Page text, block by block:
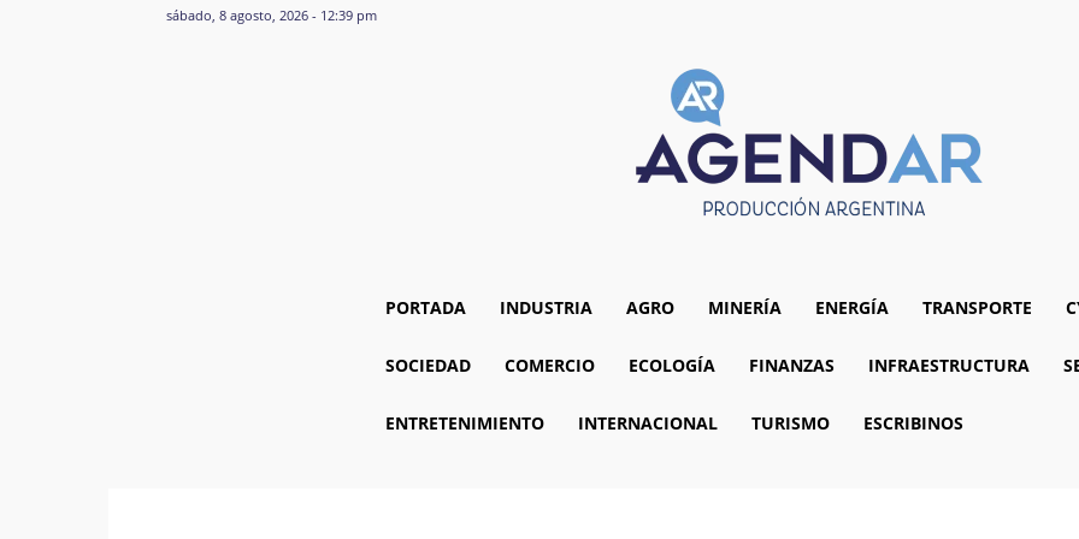
sábado, 8 agosto, 2026 - 12:39 pm
PORTADA INDUSTRIA AGRO MINERÍA ENERGÍA TRANSPORTE
SOCIEDAD COMERCIO ECOLOGÍA FINANZAS INFRAESTRUCTURA
ENTRETENIMIENTO INTERNACIONAL TURISMO ESCRIBINOS